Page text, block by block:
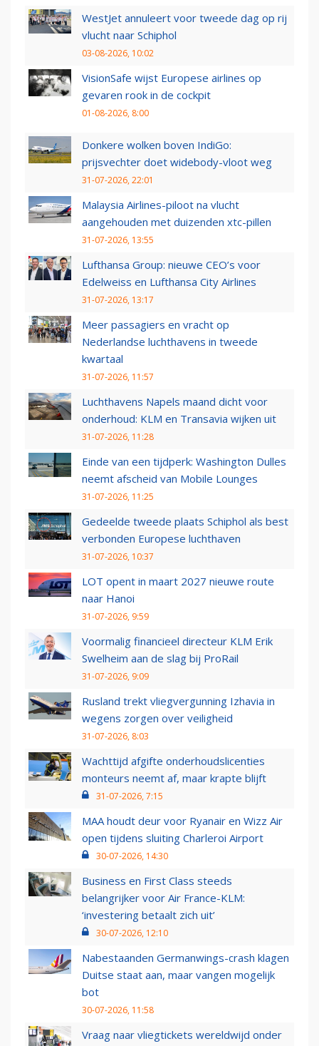
WestJet annuleert voor tweede dag op rij
vlucht naar Schiphol
03-08-2026, 10:02
VisionSafe wijst Europese airlines op
gevaren rook in de cockpit
01-08-2026, 8:00
Donkere wolken boven IndiGo:
prijsvechter doet widebody-vloot weg
31-07-2026, 22:01
Malaysia Airlines-piloot na vlucht
aangehouden met duizenden xtc-pillen
31-07-2026, 13:55
Lufthansa Group: nieuwe CEO’s voor
Edelweiss en Lufthansa City Airlines
31-07-2026, 13:17
Meer passagiers en vracht op
Nederlandse luchthavens in tweede
kwartaal
31-07-2026, 11:57
Luchthavens Napels maand dicht voor
onderhoud: KLM en Transavia wijken uit
31-07-2026, 11:28
Einde van een tijdperk: Washington Dulles
neemt afscheid van Mobile Lounges
31-07-2026, 11:25
Gedeelde tweede plaats Schiphol als best
verbonden Europese luchthaven
31-07-2026, 10:37
LOT opent in maart 2027 nieuwe route
naar Hanoi
31-07-2026, 9:59
Voormalig financieel directeur KLM Erik
Swelheim aan de slag bij ProRail
31-07-2026, 9:09
Rusland trekt vliegvergunning Izhavia in
wegens zorgen over veiligheid
31-07-2026, 8:03
Wachttijd afgifte onderhoudslicenties
monteurs neemt af, maar krapte blijft
31-07-2026, 7:15
MAA houdt deur voor Ryanair en Wizz Air
open tijdens sluiting Charleroi Airport
30-07-2026, 14:30
Business en First Class steeds
belangrijker voor Air France-KLM:
‘investering betaalt zich uit’
30-07-2026, 12:10
Nabestaanden Germanwings-crash klagen
Duitse staat aan, maar vangen mogelijk
bot
30-07-2026, 11:58
Vraag naar vliegtickets wereldwijd onder